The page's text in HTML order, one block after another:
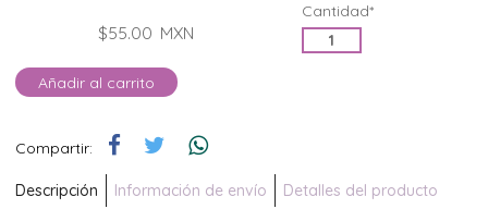
$55.00 MXN
Cantidad*
Añadir al carrito
Compartir:
Descripción Información de envío Detalles del producto